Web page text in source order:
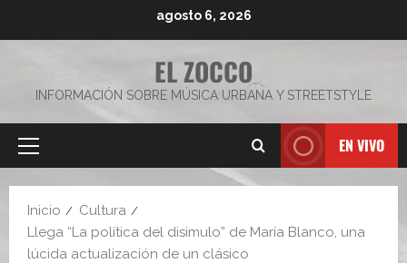
agosto 6, 2026
EL ZOCCO
INFORMACIÓN SOBRE MÚSICA URBANA Y STREETSTYLE
Menú
EN VIVO
Inicio
Cultura
Llega “La política del disimulo” de María Blanco, una
lúcida actualización de un clásico